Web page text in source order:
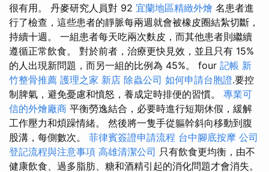
很有用。 丹麥研究人員對 92 宜蘭地區精緻外燴 名患者進
行了檢查，這些患者的靜脈每兩週就會被橡皮圈結紮切斷，
持續十週。 一組患者每天吃兩次麩皮，而其他患者則繼續
遵循正常飲食。 對於前者，治療更快見效，並且只有 15%
的人出現新問題，而另一組的比例為 45%。 four 記帳 新
竹整骨推薦 護理之家 新店 除蟲公司 如何申請台胞證.要控
制脾氣，避免憂慮和憤怒，養成定時排便的習慣。 專業可
信的外燴廠商 平衡勞逸結合，必要時進行短期休假，緩解
工作壓力和煩躁情緒。 然後將一隻手從軀幹斜向移動到腹
股溝，每側數次。 菲律賓簽證申請流程 台中腳底按摩 公司
登記流程與注意事項 高雄清潔公司 只有飲食更均衡，由不
健康飲食、過多脂肪、糖和酒精引起的消化問題才會消失。